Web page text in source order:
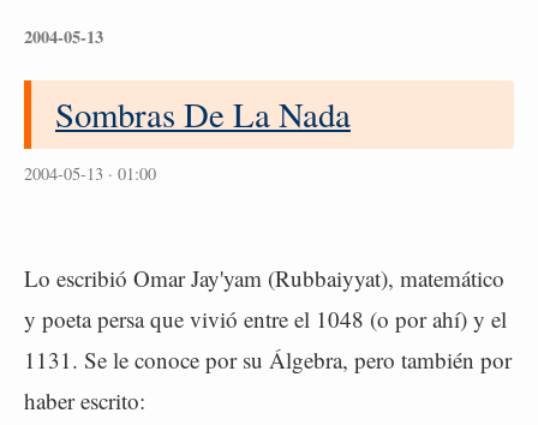
2004-05-13
Sombras De La Nada
2004-05-13 · 01:00
Lo escribió Omar Jay'yam (Rubbaiyyat), matemático
y poeta persa que vivió entre el 1048 (o por ahí) y el
1131. Se le conoce por su Álgebra, pero también por
haber escrito: